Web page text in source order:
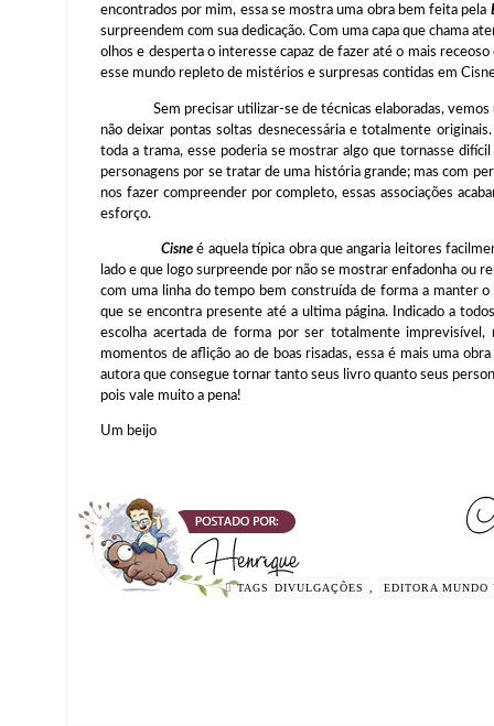
encontrados por mim, essa se mostra uma obra bem feita pela
surpreendem com sua dedicação. Com uma capa que chama
olhos e desperta o interesse capaz de fazer até o mais
esse mundo repleto de mistérios e surpresas contidas em
Sem precisar utilizar-se de técnicas elaboradas, vemos
não deixar pontas soltas desnecessária e totalmente
toda a trama, esse poderia se mostrar algo que tornasse
personagens por se tratar de uma história grande; mas com
nos fazer compreender por completo, essas associações
esforço.
Cisneé aquela típica obra que angaria leitores
lado e que logo surpreende por não se mostrar enfadonha ou
com uma linha do tempo bem construída de forma a manter
que se encontra presente até a ultima página. Indicado a
escolha acertada de forma por ser totalmente
momentos de aflição ao de boas risadas, essa é mais uma
autora que consegue tornar tanto seus livro quanto seus
pois vale muito a pena!
Um beijo
TAGS DIVULGAÇÕES EDITORA MUNDO